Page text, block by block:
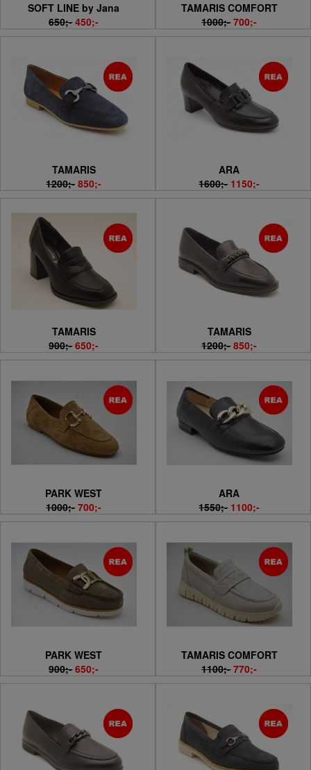
SOFT LINE by Jana
650;- 450;-
TAMARIS COMFORT
1000;- 700;-
TAMARIS
1200;- 850;-
ARA
1600;- 1150;-
TAMARIS
900;- 650;-
TAMARIS
1200;- 850;-
PARK WEST
1000;- 700;-
ARA
1550;- 1100;-
PARK WEST
900;- 650;-
TAMARIS COMFORT
1100;- 770;-